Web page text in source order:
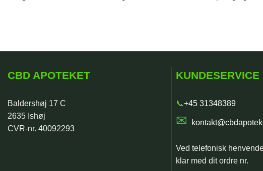
CBD APOTEKET
Baldershøj 17 C
2635 Ishøj
CVR-nr. 40092293
KUNDESERVICE
📞+45 31348389
✉
Ved telefonisk
klar med dit ordre nr.